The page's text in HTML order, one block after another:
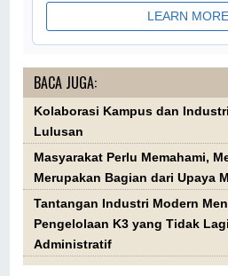
BACA JUGA:
Kolaborasi Kampus dan
Lulusan
Masyarakat Perlu Memahami,
Merupakan Bagian dari Upaya
Tantangan Industri Modern
Pengelolaan K3 yang Tidak
Administratif